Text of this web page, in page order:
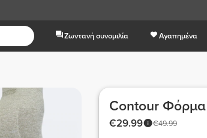
Ζωντανή συνομιλία Αγαπημένα
Contour Φόρμα
€49.99
€29.99